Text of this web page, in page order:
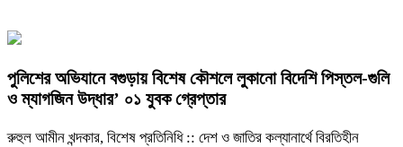
পুলিশের অভিযানে বগুড়ায় বিশেষ কৌশলে লুকানো বিদেশি পিস্তল-গুলি
ও ম্যাগজিন উদ্ধার’ ০১ যুবক গ্রেপ্তার
রুহুল আমীন খন্দকার, বিশেষ প্রতিনিধি :: দেশ ও জাতির কল্যানার্থে বিরতিহীন